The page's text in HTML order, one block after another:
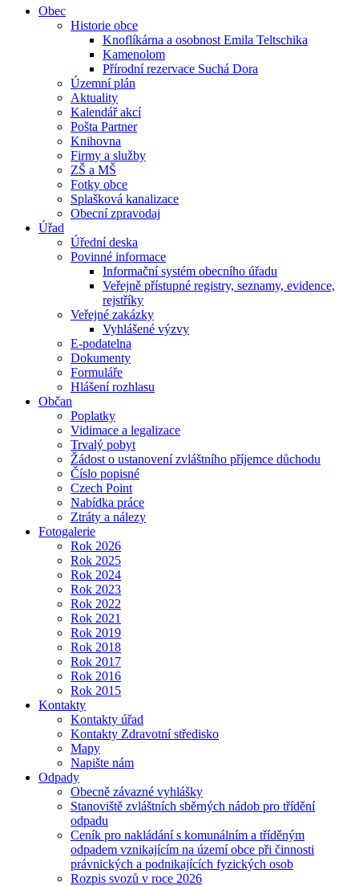
Obec
Historie obce
Knoflíkárna a osobnost Emila Teltschika
Kamenolom
Přírodní rezervace Suchá Dora
Územní plán
Aktuality
Kalendář akcí
Pošta Partner
Knihovna
Firmy a služby
ZŠ a MŠ
Fotky obce
Splašková kanalizace
Obecní zpravodaj
Úřad
Úřední deska
Povinné informace
Informační systém obecního úřadu
Veřejně přístupné registry, seznamy, evidence,
rejstříky
Veřejné zakázky
Vyhlášené výzvy
E-podatelna
Dokumenty
Formuláře
Hlášení rozhlasu
Občan
Poplatky
Vidimace a legalizace
Trvalý pobyt
Žádost o ustanovení zvláštního příjemce důchodu
Číslo popisné
Czech Point
Nabídka práce
Ztráty a nálezy
Fotogalerie
Rok 2026
Rok 2025
Rok 2024
Rok 2023
Rok 2022
Rok 2021
Rok 2019
Rok 2018
Rok 2017
Rok 2016
Rok 2015
Kontakty
Kontakty úřad
Kontakty Zdravotní středisko
Mapy
Napište nám
Odpady
Obecně závazné vyhlášky
Stanoviště zvláštních sběrných nádob pro třídění
odpadu
Ceník pro nakládání s komunálním a tříděným
odpadem vznikajícím na území obce při činnosti
právnických a podnikajících fyzických osob
Rozpis svozů v roce 2026